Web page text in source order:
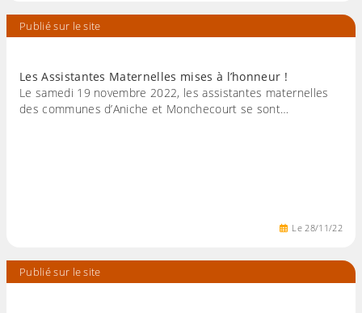
Publié sur le site
Les Assistantes Maternelles mises à l’honneur !
Le samedi 19 novembre 2022, les assistantes maternelles
des communes d’Aniche et Monchecourt se sont…
Le28/11/22
Publié sur le site